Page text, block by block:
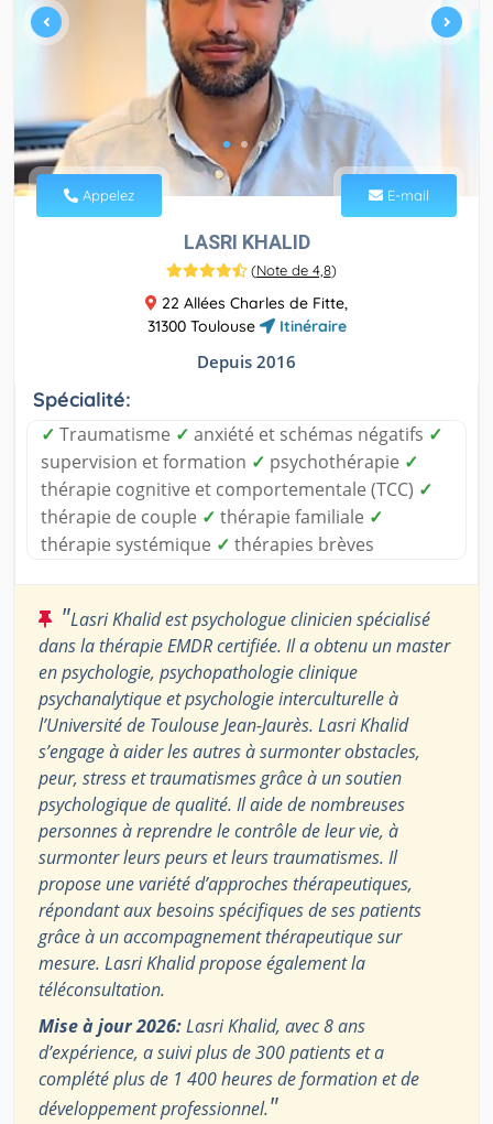
Appelez E-mail
LASRI KHALID
(Note de 4,8)
22 Allées Charles de Fitte,
31300 Toulouse
Itinéraire
Depuis 2016
Spécialité:
✓ Traumatisme ✓ anxiété et schémas négatifs ✓
supervision et formation ✓ psychothérapie ✓
thérapie cognitive et comportementale (TCC) ✓
thérapie de couple ✓ thérapie familiale ✓
thérapie systémique ✓ thérapies brèves
"Lasri Khalid est psychologue clinicien spécialisé
dans la thérapie EMDR certifiée. Il a obtenu un master
en psychologie, psychopathologie clinique
psychanalytique et psychologie interculturelle à
l’Université de Toulouse Jean-Jaurès. Lasri Khalid
s’engage à aider les autres à surmonter obstacles,
peur, stress et traumatismes grâce à un soutien
psychologique de qualité. Il aide de nombreuses
personnes à reprendre le contrôle de leur vie, à
surmonter leurs peurs et leurs traumatismes. Il
propose une variété d’approches thérapeutiques,
répondant aux besoins spécifiques de ses patients
grâce à un accompagnement thérapeutique sur
mesure. Lasri Khalid propose également la
téléconsultation.
Mise à jour 2026:Lasri Khalid, avec 8 ans
d’expérience, a suivi plus de 300 patients et a
complété plus de 1 400 heures de formation et de
développement professionnel."